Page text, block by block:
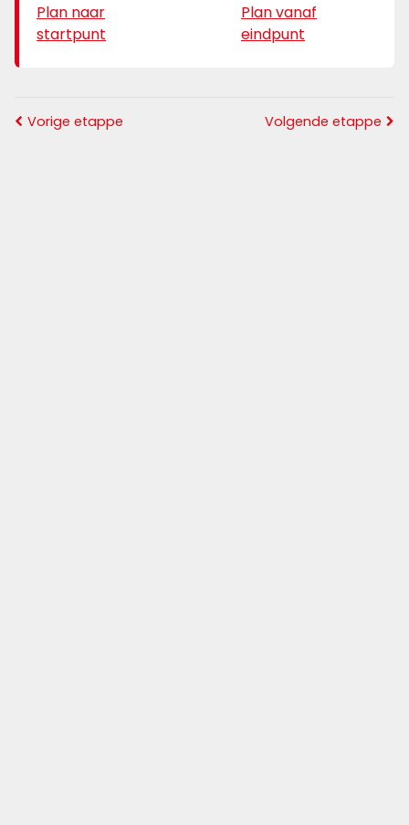
Plan naar
startpunt
Plan vanaf
eindpunt
Vorige etappe Volgende etappe